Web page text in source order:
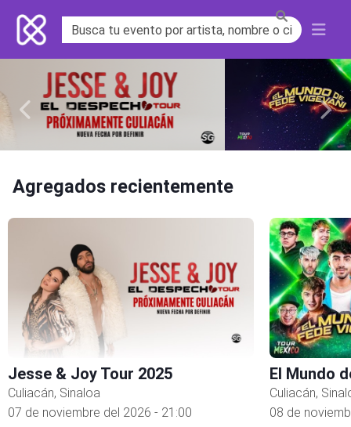
Previous Next
Agregados recientemente
Jesse & Joy Tour 2025
Culiacán, Sinaloa
07 de noviembre del 2026 - 21:00
El Mundo
Culiacán,
08 de